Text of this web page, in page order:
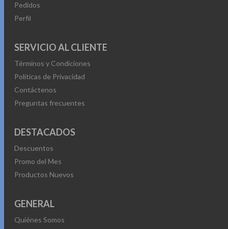
Pedidos
Perfil
SERVICIO AL CLIENTE
Términos y Condiciones
Políticas de Privacidad
Contáctenos
Preguntas frecuentes
DESTACADOS
Descuentos
Promo del Mes
Productos Nuevos
GENERAL
Quiénes Somos